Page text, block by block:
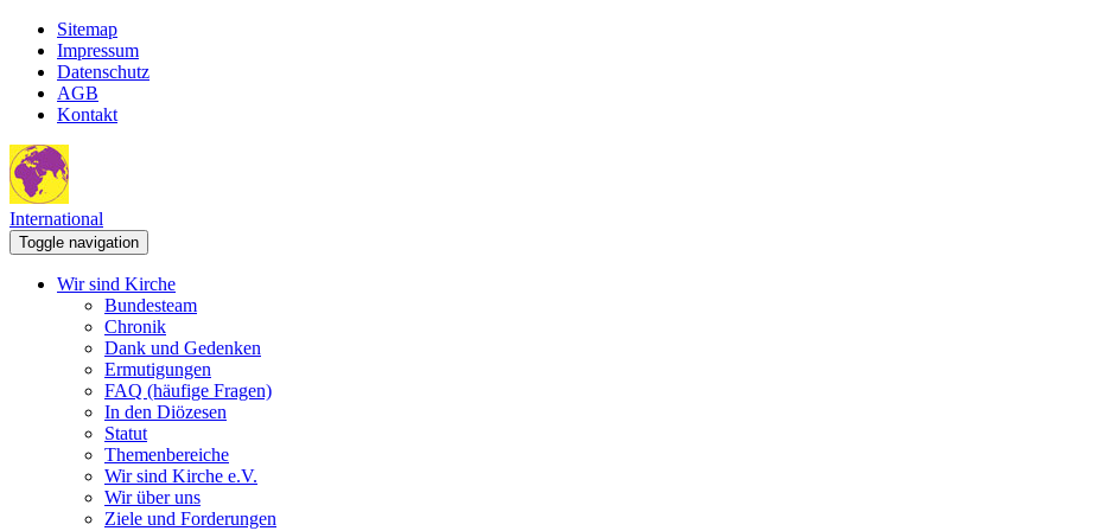
Sitemap
Impressum
Datenschutz
AGB
Kontakt
International
Toggle navigation
Wir sind Kirche
Bundesteam
Chronik
Dank und Gedenken
Ermutigungen
FAQ (häufige Fragen)
In den Diözesen
Statut
Themenbereiche
Wir sind Kirche e.V.
Wir über uns
Ziele und Forderungen